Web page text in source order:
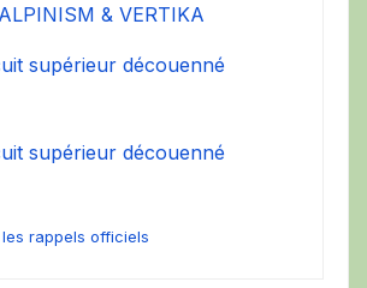
& VERTIKA
supérieur découenné
supérieur découenné
rappels officiels